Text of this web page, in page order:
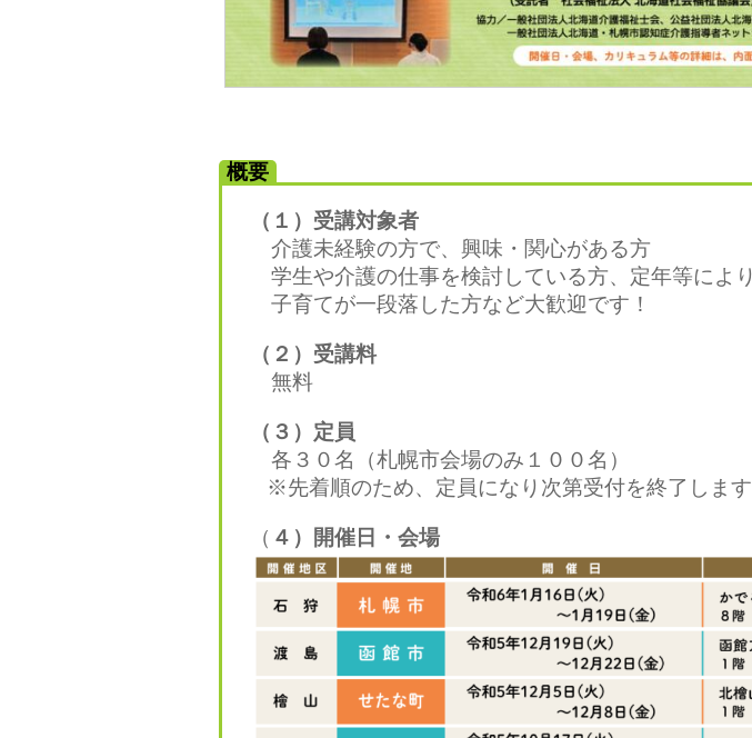
概要
（１）受講対象者
介護未経験の方で、興味・関心がある方
学生や介護の仕事を検討している方、定年等によ
子育てが一段落した方など大歓迎です！
（２）受講料
無料
（３）定員
各３０名（札幌市会場のみ１００名）
※先着順のため、定員になり次第受付を終了します
（ ４）開催日・会場